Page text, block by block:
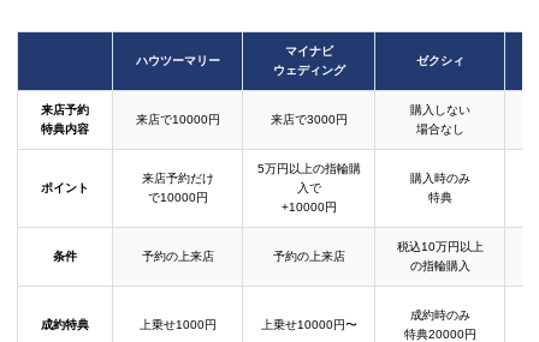
ハウツーマリー
マイナビ
ウェディング
ゼクシィ
来店予約
特典内容
来店で10000円 来店で3000円
購入しない
場合なし
ポイント
来店予約だけ
で10000円
5万円以上の指輪購
入で
+10000円
購入時のみ
特典
条件 予約の上来店 予約の上来店
税込10万円以上
の指輪購入
成約特典 上乗せ1000円 上乗せ10000円〜
成約時のみ
特典20000円